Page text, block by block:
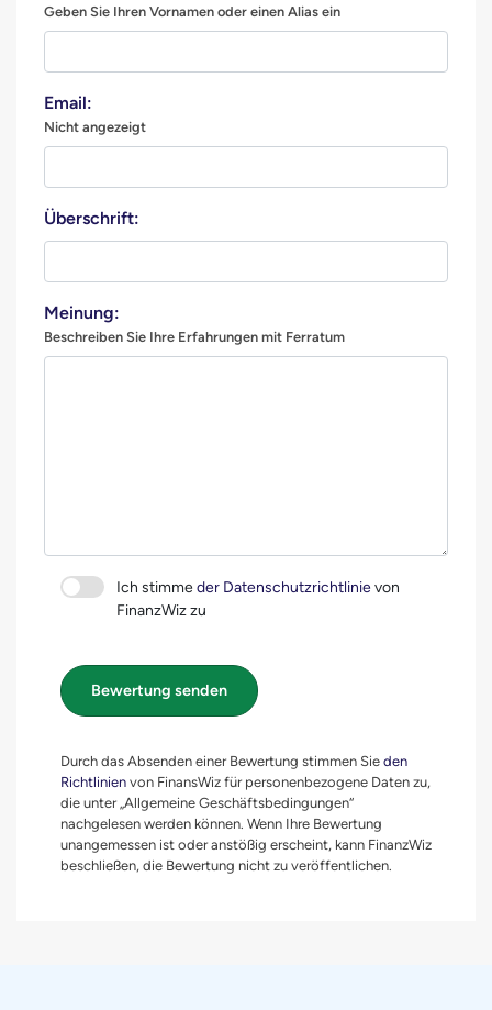
Geben Sie Ihren Vornamen oder einen Alias ​​ein
Email:
Nicht angezeigt
Überschrift:
Meinung:
Beschreiben Sie Ihre Erfahrungen mit Ferratum
Ich stimmeder Datenschutzrichtlinievon
FinanzWiz zu
Bewertung senden
Durch das Absenden einer Bewertung stimmen Sie den
Richtlinien von FinansWiz für personenbezogene Daten zu,
die unter „Allgemeine Geschäftsbedingungen“
nachgelesen werden können. Wenn Ihre Bewertung
unangemessen ist oder anstößig erscheint, kann FinanzWiz
beschließen, die Bewertung nicht zu veröffentlichen.